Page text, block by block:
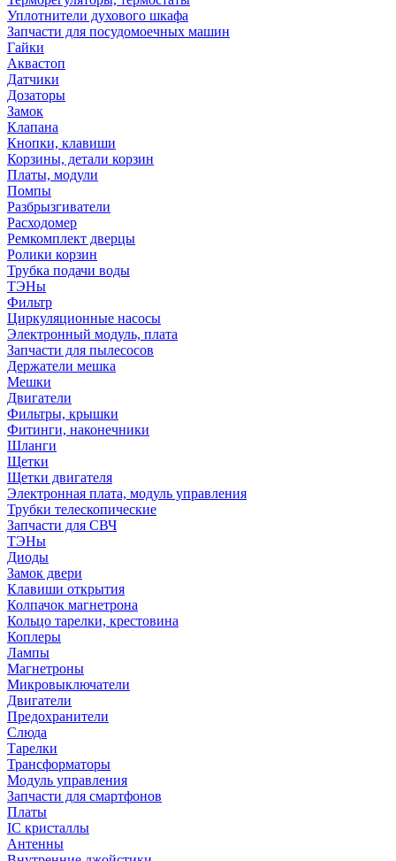
Уплотнители духового шкафа
Запчасти для посудомоечных машин
Гайки
Аквастоп
Датчики
Дозаторы
Замок
Клапана
Кнопки, клавиши
Корзины, детали корзин
Платы, модули
Помпы
Разбрызгиватели
Расходомер
Ремкомплект дверцы
Ролики корзин
Трубка подачи воды
ТЭНы
Фильтр
Циркуляционные насосы
Электронный модуль, плата
Запчасти для пылесосов
Держатели мешка
Мешки
Двигатели
Фильтры, крышки
Фитинги, наконечники
Шланги
Щетки
Щетки двигателя
Электронная плата, модуль управления
Трубки телескопические
Запчасти для СВЧ
ТЭНы
Диоды
Замок двери
Клавиши открытия
Колпачок магнетрона
Кольцо тарелки, крестовина
Коплеры
Лампы
Магнетроны
Микровыключатели
Двигатели
Предохранители
Слюда
Тарелки
Трансформаторы
Модуль управления
Запчасти для смартфонов
Платы
IC кристаллы
Антенны